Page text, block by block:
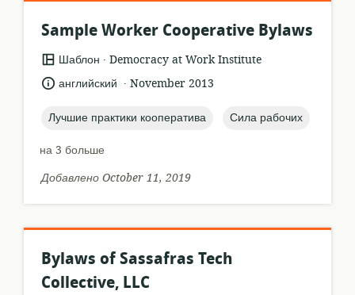
Sample Worker Cooperative Bylaws
формат
ресурса:
Шаблон .
издатель:
Democracy at Work Institute
язык:английский .
опубликовано
November 2013
topic:
Лучшие практики кооператива topic:
Сила рабочих
на 3 больше
Добавлено October 11, 2019
Bylaws of Sassafras Tech
Collective, LLC